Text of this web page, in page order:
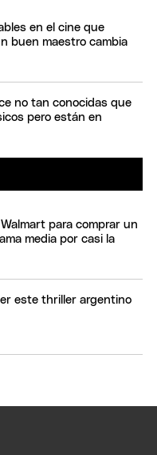
en el cine que
buen maestro cambia
no tan conocidas que
pero están en
para comprar un
media por casi la
este thriller argentino